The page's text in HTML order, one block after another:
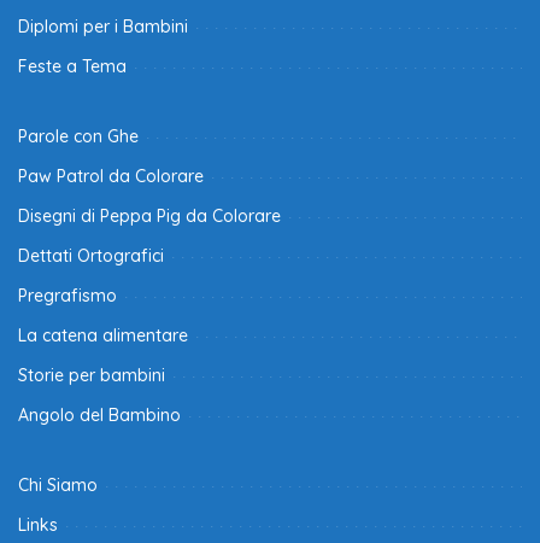
Diplomi per i Bambini
Feste a Tema
Parole con Ghe
Paw Patrol da Colorare
Disegni di Peppa Pig da Colorare
Dettati Ortografici
Pregrafismo
La catena alimentare
Storie per bambini
Angolo del Bambino
Chi Siamo
Links